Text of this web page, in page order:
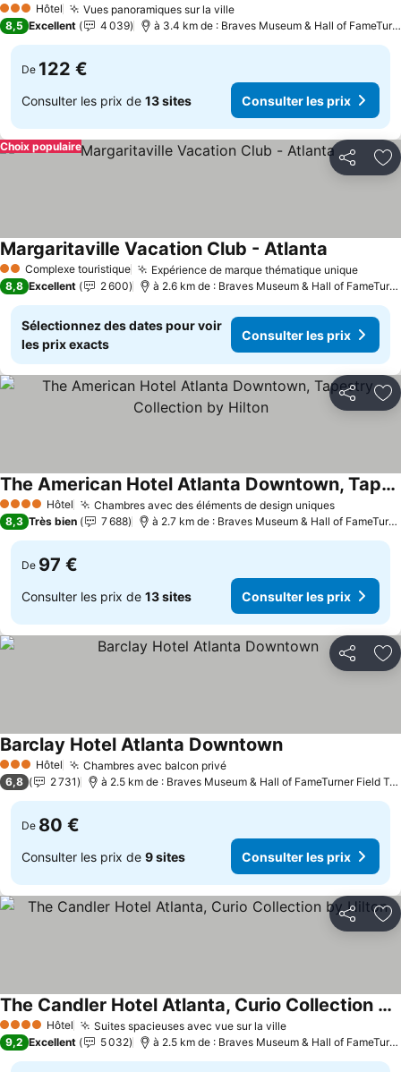
3 ÉtoilesHôtel Vues panoramiques sur la ville
8,5 Excellent 4 039 à 3.4 km de : Braves Museum & Hall of FameTurner Field Tours
De 122 €
Consulter les prix de 13 sites Consulter les prix
Partager
Choix populaire
2 ÉtoilesComplexe touristique Expérience de marque thématique unique
Margaritaville Vacation Club - Atlanta
8,8 Excellent 2 600 à 2.6 km de : Braves Museum & Hall of FameTurner Field Tours
Sélectionnez des dates pour voir
les prix exacts
Consulter les prix
Partager
4 Étoiles Hôtel Chambres avec des éléments de design uniques
The American Hotel Atlanta Downtown, Tapestry Collection by Hilton
8,3 Très bien 7 688 à 2.7 km de : Braves Museum & Hall of FameTurner Field Tours
De 97 €
Consulter les prix de 13 sites Consulter les prix
Partager
3 ÉtoilesHôtel Chambres avec balcon privé
Barclay Hotel Atlanta Downtown
6,8 2 731 à 2.5 km de : Braves Museum & Hall of FameTurner Field Tours
De 80 €
Consulter les prix de 9 sites Consulter les prix
Partager
4 Étoiles Hôtel Suites spacieuses avec vue sur la ville
The Candler Hotel Atlanta, Curio Collection by Hilton
9,2 Excellent 5 032 à 2.5 km de : Braves Museum & Hall of FameTurner Field Tours